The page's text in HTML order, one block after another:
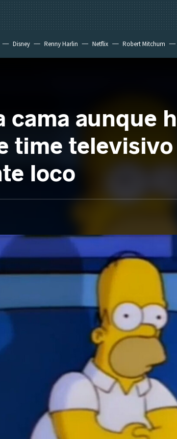
Disney Renny Harlin Netflix Robert Mitchum
cama aunque
time
loco